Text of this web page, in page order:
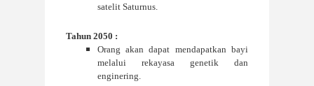
satelit Saturnus.
Tahun 2050 :
Orang akan dapat mendapatkan bayi
melalui rekayasa genetik dan
enginering.